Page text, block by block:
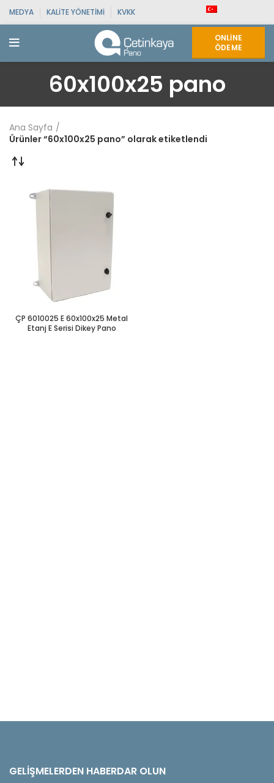
MEDYA KALITE YÖNETIMI KVKK
ONLINE
ÖDEME
60x100x25 pano
Ana Sayfa
Ürünler “60x100x25 pano” olarak etiketlendi
ÇP 6010025 E 60x100x25 Metal
Etanj E Serisi Dikey Pano
GELIŞMELERDEN HABERDAR OLUN